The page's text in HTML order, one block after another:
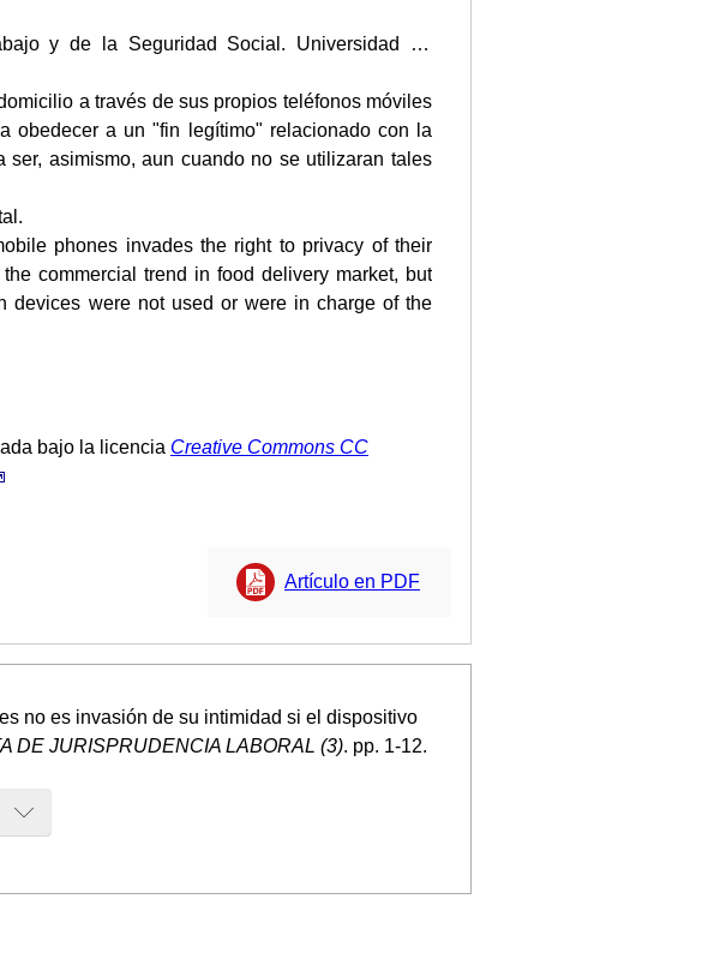
y de la Seguridad Social. Universidad de
a través de sus propios teléfonos móviles
obedecer a un "fin legítimo" relacionado con la
asimismo, aun cuando no se utilizaran tales
phones invades the right to privacy of their
commercial trend in food delivery market, but
devices were not used or were in charge of the
bajo la licencia Creative Commons CC
Artículo en PDF
no es invasión de su intimidad si el dispositivo
DE JURISPRUDENCIA LABORAL (3). pp. 1-12.